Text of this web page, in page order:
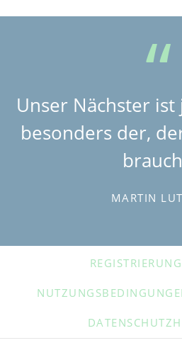
Unser Nächster
besonders der,
MARTIN
NAVIGATION
REGISTRIERUNG